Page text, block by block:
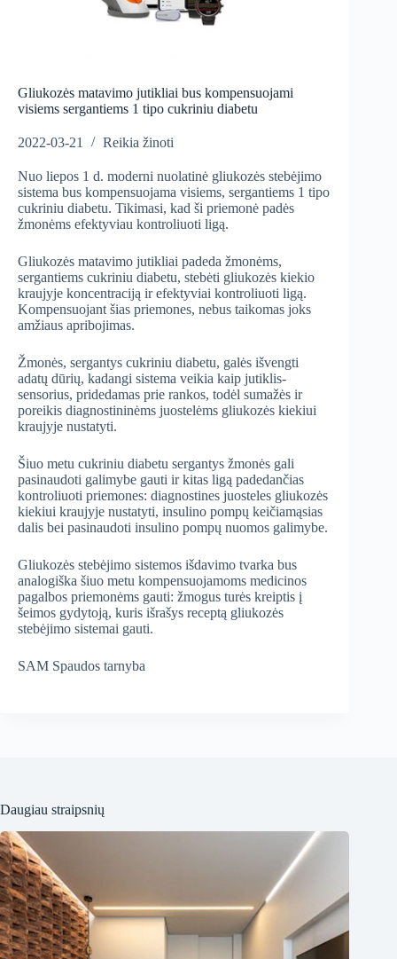
Gliukozės matavimo jutikliai bus kompensuojami
visiems sergantiems 1 tipo cukriniu diabetu
2022-03-21 Reikia žinoti
Nuo liepos 1 d. moderni nuolatinė gliukozės stebėjimo
sistema bus kompensuojama visiems, sergantiems 1 tipo
cukriniu diabetu. Tikimasi, kad ši priemonė padės
žmonėms efektyviau kontroliuoti ligą.
Gliukozės matavimo jutikliai padeda žmonėms,
sergantiems cukriniu diabetu, stebėti gliukozės kiekio
kraujyje koncentraciją ir efektyviai kontroliuoti ligą.
Kompensuojant šias priemones, nebus taikomas joks
amžiaus apribojimas.
Žmonės, sergantys cukriniu diabetu, galės išvengti
adatų dūrių, kadangi sistema veikia kaip jutiklis-
sensorius, pridedamas prie rankos, todėl sumažės ir
poreikis diagnostininėms juostelėms gliukozės kiekiui
kraujyje nustatyti.
Šiuo metu cukriniu diabetu sergantys žmonės gali
pasinaudoti galimybe gauti ir kitas ligą padedančias
kontroliuoti priemones: diagnostines juosteles gliukozės
kiekiui kraujyje nustatyti, insulino pompų keičiamąsias
dalis bei pasinaudoti insulino pompų nuomos galimybe.
Gliukozės stebėjimo sistemos išdavimo tvarka bus
analogiška šiuo metu kompensuojamoms medicinos
pagalbos priemonėms gauti: žmogus turės kreiptis į
šeimos gydytoją, kuris išrašys receptą gliukozės
stebėjimo sistemai gauti.
SAM Spaudos tarnyba
Daugiau straipsnių